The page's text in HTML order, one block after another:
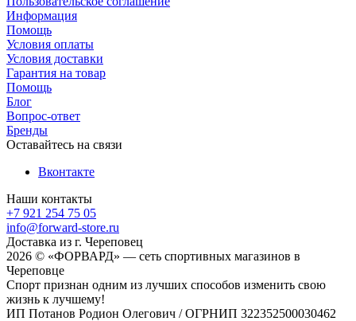
Информация
Помощь
Условия оплаты
Условия доставки
Гарантия на товар
Помощь
Блог
Вопрос-ответ
Бренды
Оставайтесь на связи
Вконтакте
Наши контакты
+7 921 254 75 05
info@forward-store.ru
Доставка из г. Череповец
2026 © «ФОРВАРД» — сеть спортивных магазинов в
Череповце
Спорт признан одним из лучших способов изменить свою
жизнь к лучшему!
ИП Потанов Родион Олегович / ОГРНИП 322352500030462